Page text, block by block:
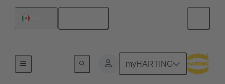
myHARTING